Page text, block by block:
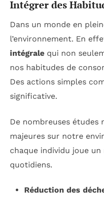
Intégrer des
Dans un monde en
l’environnement. En
intégrale qui non
nos habitudes de
Des actions simples
significative.
De nombreuses
majeures sur notre
chaque individu joue
quotidiens.
Réduction des